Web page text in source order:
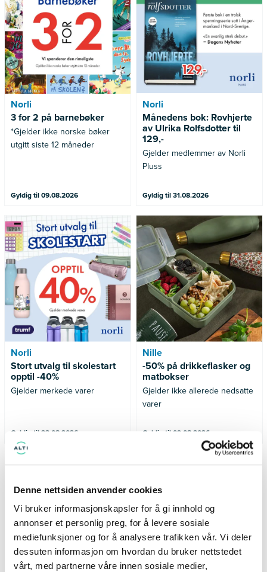
Denne nettsiden anvender cookies
Vi bruker informasjonskapsler for å gi innhold og
annonser et personlig preg, for å levere sosiale
mediefunksjoner og for å analysere trafikken vår. Vi deler
dessuten informasjon om hvordan du bruker nettstedet
vårt, med partnerne våre innen sosiale medier,
Norli
3 for 2 på barnebøker
*Gjelder ikke norske bøker
utgitt siste 12 måneder
Gyldig til 09.08.2026
Norli
Månedens bok: Rovhjerte
av Ulrika Rolfsdotter til
129,-
Gjelder medlemmer av Norli
Pluss
Gyldig til 31.08.2026
Norli
Stort utvalg til skolestart
opptil -40%
Gjelder merkede varer
Gyldig til 23.08.2026
Gjelder merkede varer
Nille
-50% på drikkeflasker og
matbokser
Gjelder ikke allerede nedsatte
varer
Gyldig til 09.08.2026
Gjelder ikke allerede nedsatte
varer
SE FLERE TILBUD
Informasjon og inspirasjon fra
TillerTorget